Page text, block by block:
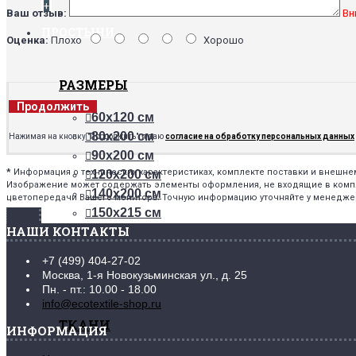
+
ПРОСТЫНИ
РАЗМЕРЫ
60х120 см
80х200 см
90х200 см
120х200 см
140х200 см
150х215 см
160х200 см
200х200 см
220х240 см
ТКАНИ
Ваш отзыв:
Оценка: Плохо Хорошо
Продолжить
Нажимая на кнопку "Продолжить", я даюсогласие на обработку персональных данных
* Информация о технических характеристиках, комплекте поставки и
Изображение может содержать элементы оформления, не входящие в
цветопередачи Вашего монитора. Точную информацию уточняйте у
НАШИ КОНТАКТЫ
+7 (499) 404-27-02
Москва, 1-я Новокузьминская ул., д. 25
Пн. - пт.: 10.00 - 18.00
info@ecotextile-shop.ru
ИНФОРМАЦИЯ